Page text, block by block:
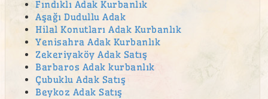
Fındıklı Adak Kurbanlık
Aşağı Dudullu Adak
Hilal Konutları Adak Kurbanlık
Yenisahra Adak Kurbanlık
Zekeriyaköy Adak Satış
Barbaros Adak kurbanlık
Çubuklu Adak Satış
Beykoz Adak Satış